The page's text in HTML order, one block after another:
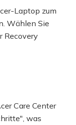
Laptop zum
Wählen Sie
Recovery
Care Center
was